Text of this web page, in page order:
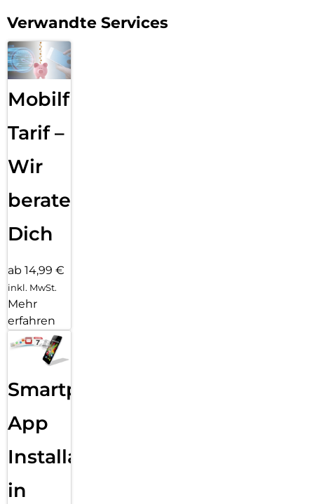
Verwandte Services
Mobilfunk
Tarif –
Wir
beraten
Dich
ab 14,99 €
inkl. MwSt.
Mehr
erfahren
Smartphone
App
Installation
in